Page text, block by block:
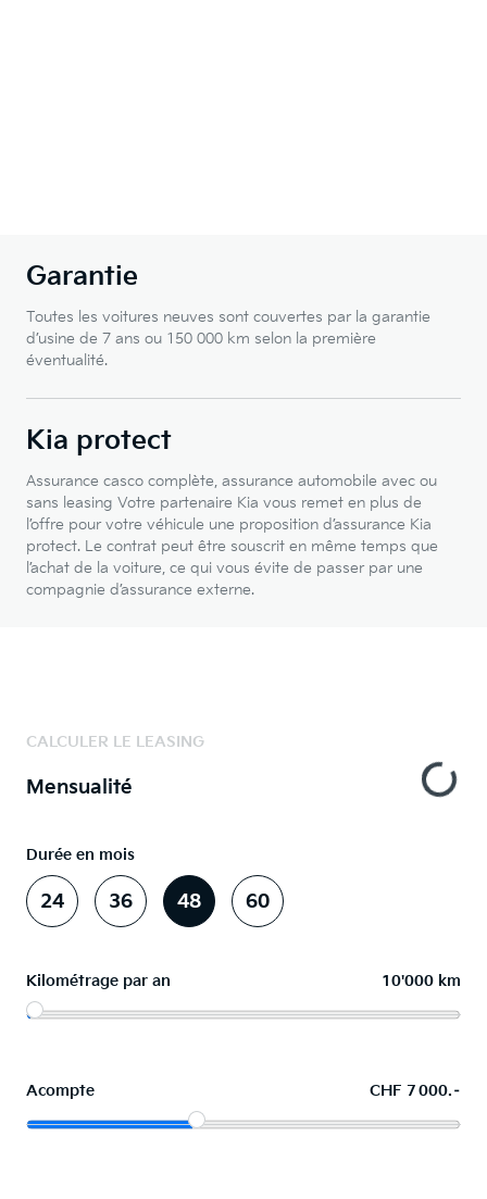
Garantie
Toutes les voitures neuves sont couvertes par la garantie
d’usine de 7 ans ou 150 000 km selon la première
éventualité.
Kia protect
Assurance casco complète, assurance automobile avec ou
sans leasing Votre partenaire Kia vous remet en plus de
l’offre pour votre véhicule une proposition d’assurance Kia
protect. Le contrat peut être souscrit en même temps que
l’achat de la voiture, ce qui vous évite de passer par une
compagnie d’assurance externe.
CALCULER LE LEASING
Mensualité
Durée en mois
24 36 48 60
Kilométrage par an 10'000 km
Acompte CHF 7 000.–